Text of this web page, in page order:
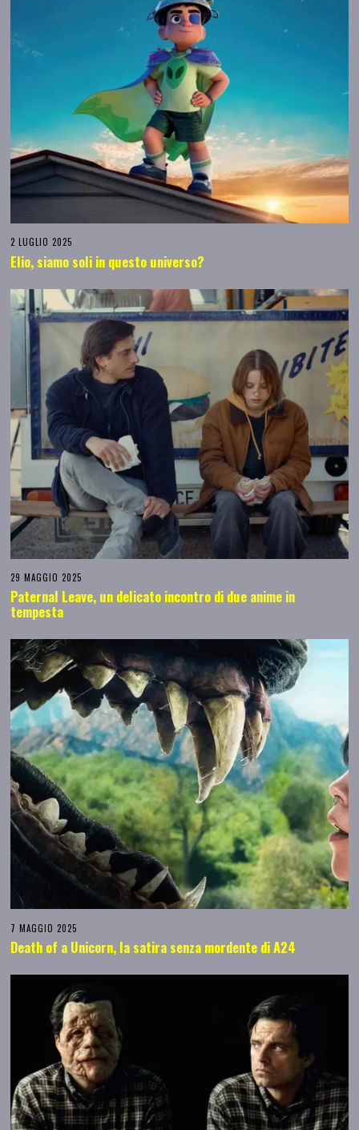
2 LUGLIO 2025
Elio, siamo soli in questo universo?
29 MAGGIO 2025
Paternal Leave, un delicato incontro di due anime in
tempesta
7 MAGGIO 2025
Death of a Unicorn, la satira senza mordente di A24